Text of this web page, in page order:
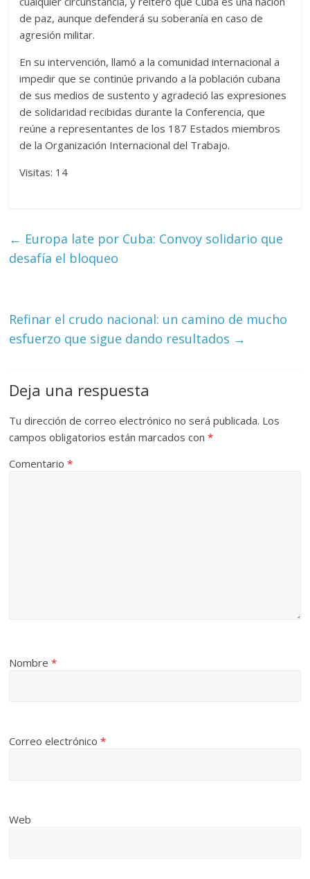
de paz, aunque defenderá su soberanía en caso de
agresión militar.
En su intervención, llamó a la comunidad internacional a
impedir que se continúe privando a la población cubana
de sus medios de sustento y agradeció las expresiones
de solidaridad recibidas durante la Conferencia, que
reúne a representantes de los 187 Estados miembros
de la Organización Internacional del Trabajo.
Visitas: 14
← Europa late por Cuba: Convoy solidario que
desafía el bloqueo
Refinar el crudo nacional: un camino de mucho
esfuerzo que sigue dando resultados →
Deja una respuesta
Tu dirección de correo electrónico no será publicada. Los
campos obligatorios están marcados con*
Comentario*
Nombre*
Correo electrónico*
Web